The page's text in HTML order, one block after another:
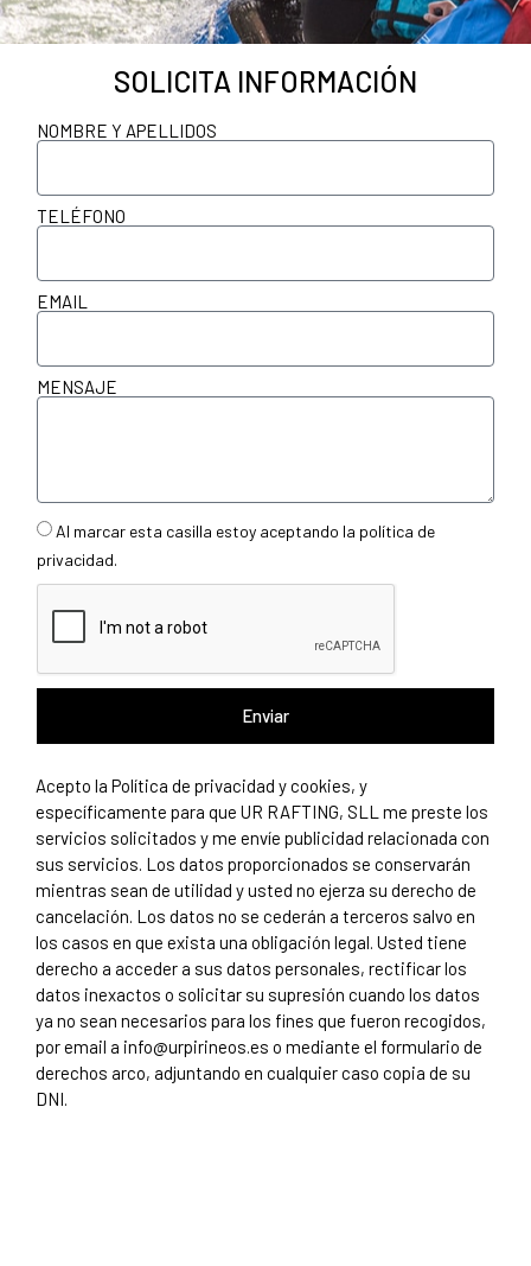
SOLICITA INFORMACIÓN
NOMBRE Y APELLIDOS
TELÉFONO
EMAIL
MENSAJE
Al marcar esta casilla estoy aceptando la política de
privacidad.
Enviar
Acepto la Política de privacidad y cookies, y
específicamente para que UR RAFTING, SLL me preste los
servicios solicitados y me envíe publicidad relacionada con
sus servicios. Los datos proporcionados se conservarán
mientras sean de utilidad y usted no ejerza su derecho de
cancelación. Los datos no se cederán a terceros salvo en
los casos en que exista una obligación legal. Usted tiene
derecho a acceder a sus datos personales, rectificar los
datos inexactos o solicitar su supresión cuando los datos
ya no sean necesarios para los fines que fueron recogidos,
por email a info@urpirineos.es o mediante el formulario de
derechos arco, adjuntando en cualquier caso copia de su
DNI.